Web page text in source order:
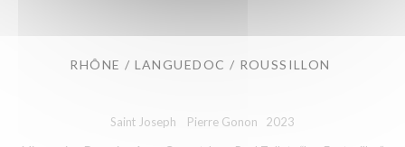
RHÔNE / LANGUEDOC / ROUSSILLON
Saint Joseph Pierre Gonon 2023